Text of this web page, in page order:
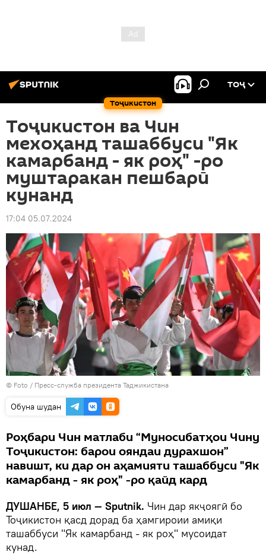
Тоҷикистон
ТОҶ
Тоҷикистон ва Чин
мехоҳанд ташаббуси "Як
камарбанд - як роҳ" -ро
муштаракан пешбарӣ
кунанд
17:04 05.07.2024
© Foto / Пресс-служба президента Таджикистана
Обуна шудан
Роҳбари Чин матлаби “Муносибатҳои Чину
Тоҷикистон: барои ояндаи дурахшон”
навишт, ки дар он аҳамияти ташаббуси "Як
камарбанд - як роҳ" -ро қайд кард
ДУШАНБЕ, 5 июл — Sputnik. Чин дар якҷоягӣ бо
Тоҷикистон қасд дорад ба ҳамгироии амиқи
ташаббуси "Як камарбанд - як роҳ" мусоидат
кунад.